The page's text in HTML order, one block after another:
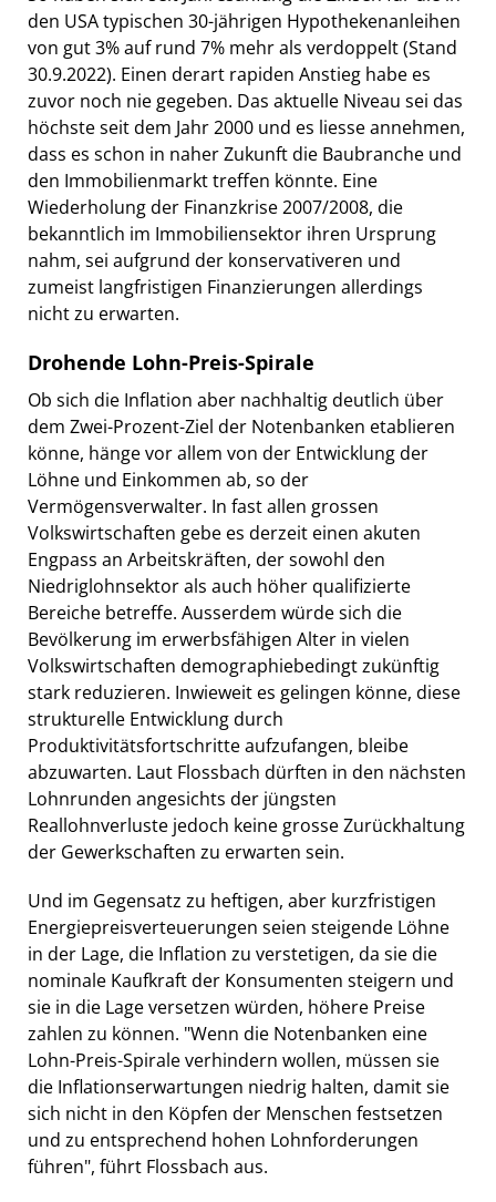
den USA typischen 30-jährigen Hypothekenanleihen
von gut 3% auf rund 7% mehr als verdoppelt (Stand
30.9.2022). Einen derart rapiden Anstieg habe es
zuvor noch nie gegeben. Das aktuelle Niveau sei das
höchste seit dem Jahr 2000 und es liesse annehmen,
dass es schon in naher Zukunft die Baubranche und
den Immobilienmarkt treffen könnte. Eine
Wiederholung der Finanzkrise 2007/2008, die
bekanntlich im Immobiliensektor ihren Ursprung
nahm, sei aufgrund der konservativeren und
zumeist langfristigen Finanzierungen allerdings
nicht zu erwarten.
Drohende Lohn-Preis-Spirale
Ob sich die Inflation aber nachhaltig deutlich über
dem Zwei-Prozent-Ziel der Notenbanken etablieren
könne, hänge vor allem von der Entwicklung der
Löhne und Einkommen ab, so der
Vermögensverwalter. In fast allen grossen
Volkswirtschaften gebe es derzeit einen akuten
Engpass an Arbeitskräften, der sowohl den
Niedriglohnsektor als auch höher qualifizierte
Bereiche betreffe. Ausserdem würde sich die
Bevölkerung im erwerbsfähigen Alter in vielen
Volkswirtschaften demographiebedingt zukünftig
stark reduzieren. Inwieweit es gelingen könne, diese
strukturelle Entwicklung durch
Produktivitätsfortschritte aufzufangen, bleibe
abzuwarten. Laut Flossbach dürften in den nächsten
Lohnrunden angesichts der jüngsten
Reallohnverluste jedoch keine grosse Zurückhaltung
der Gewerkschaften zu erwarten sein.
Und im Gegensatz zu heftigen, aber kurzfristigen
Energiepreisverteuerungen seien steigende Löhne
in der Lage, die Inflation zu verstetigen, da sie die
nominale Kaufkraft der Konsumenten steigern und
sie in die Lage versetzen würden, höhere Preise
zahlen zu können. "Wenn die Notenbanken eine
Lohn-Preis-Spirale verhindern wollen, müssen sie
die Inflationserwartungen niedrig halten, damit sie
sich nicht in den Köpfen der Menschen festsetzen
und zu entsprechend hohen Lohnforderungen
führen", führt Flossbach aus.